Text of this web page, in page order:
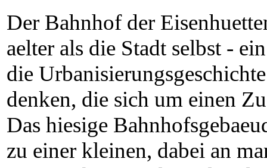
Der Bahnhof der
aelter als die Stadt selbst -
die
denken, die sich um einen
Das hiesige
zu einer kleinen, dabei an